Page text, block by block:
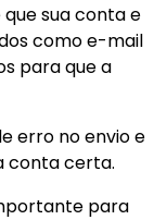
sua conta e
como e-mail
para que a
erro no envio e
conta certa.
para